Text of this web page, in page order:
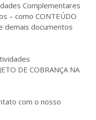
Complementares
– como CONTEÚDO
demais documentos
DE COBRANÇA NA
com o nosso